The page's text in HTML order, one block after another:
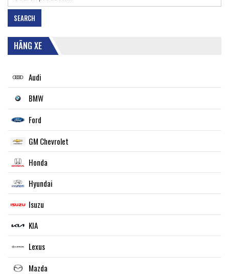
for:
SEARCH
HÃNG XE
Audi
BMW
Ford
GM Chevrolet
Honda
Hyundai
Isuzu
KIA
Lexus
Mazda